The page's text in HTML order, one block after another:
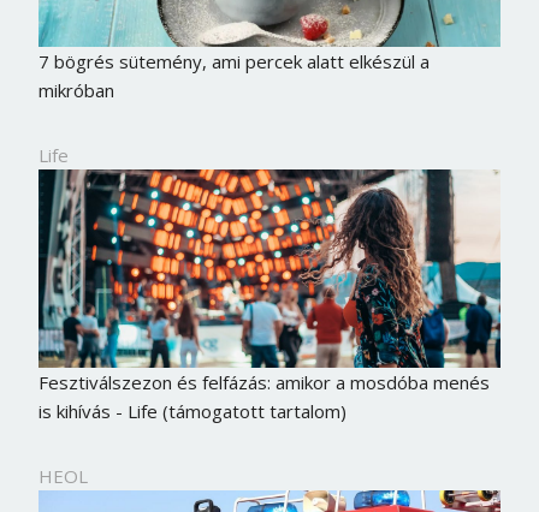
7 bögrés sütemény, ami percek alatt elkészül a
mikróban
Life
Fesztiválszezon és felfázás: amikor a mosdóba menés
is kihívás - Life (támogatott tartalom)
HEOL